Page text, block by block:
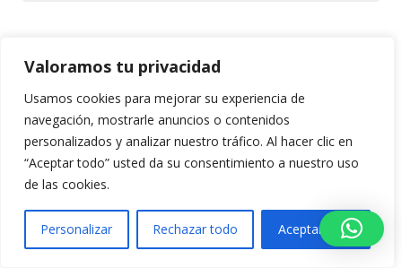
Valoramos tu privacidad
Usamos cookies para mejorar su experiencia de
navegación, mostrarle anuncios o contenidos
personalizados y analizar nuestro tráfico. Al hacer clic en
“Aceptar todo” usted da su consentimiento a nuestro uso
de las cookies.
Personalizar Rechazar todo Aceptar todo
Navegación
de
entradas
Síntomas de
sobreentrenamiento:
los 7 avisos que
ayunas: beneficios
y riesgos reales